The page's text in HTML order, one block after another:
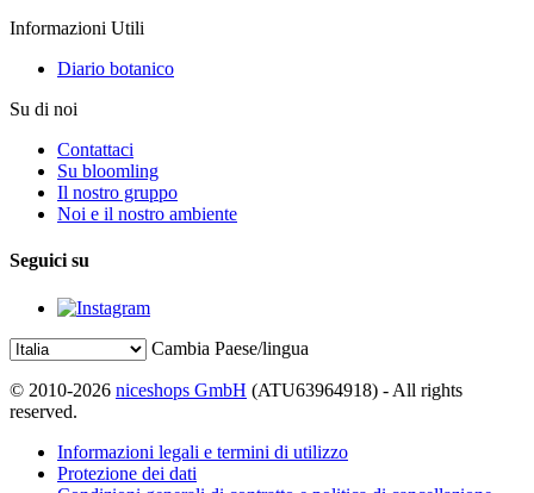
Informazioni Utili
Diario botanico
Su di noi
Contattaci
Su bloomling
Il nostro gruppo
Noi e il nostro ambiente
Seguici su
Cambia Paese/lingua
© 2010-2026 niceshops GmbH (ATU63964918) - All rights
reserved.
Informazioni legali e termini di utilizzo
Protezione dei dati